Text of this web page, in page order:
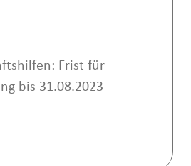
Frist für
bis 31.08.2023